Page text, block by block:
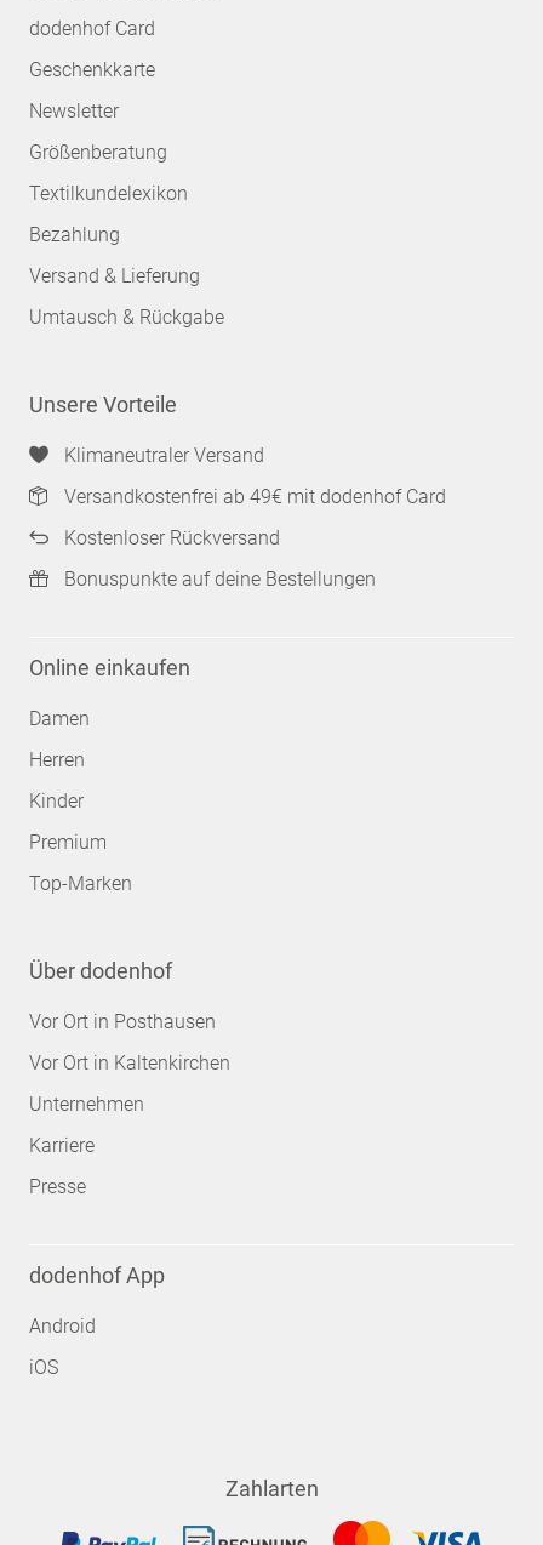
dodenhof Card
Geschenkkarte
Newsletter
Größenberatung
Textilkundelexikon
Bezahlung
Versand & Lieferung
Umtausch & Rückgabe
Unsere Vorteile
Klimaneutraler Versand
Versandkostenfrei ab 49€ mit dodenhof Card
Kostenloser Rückversand
Bonuspunkte auf deine Bestellungen
Online einkaufen
Damen
Herren
Kinder
Premium
Top-Marken
Über dodenhof
Vor Ort in Posthausen
Vor Ort in Kaltenkirchen
Unternehmen
Karriere
Presse
dodenhof App
Android
iOS
Zahlarten